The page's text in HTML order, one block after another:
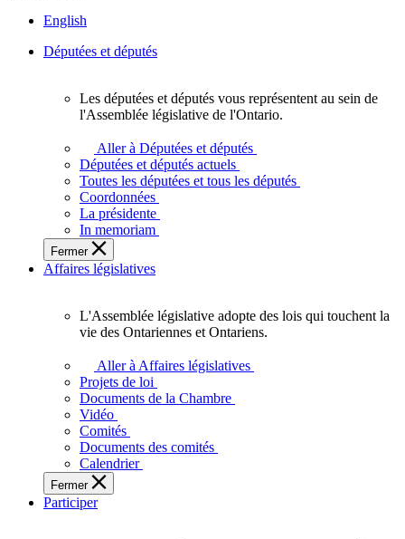
English
Députées et députés
députés
vous
représentent
sein
de
l'Assemblée
législative
l'Ontario.
Les députées et députés vous représentent au sein de
l'Assemblée législative de l'Ontario.
Aller à Députées et députés
Députées et députés actuels
Toutes les députées et tous les députés
Coordonnées
La présidente
In memoriam
Fermer
Affaires législatives
L'Assemblée
adopte
touchent
des
Ontariennes
et
L'Assemblée législative adopte des lois qui touchent la
vie des Ontariennes et Ontariens.
Aller à Affaires législatives
Projets de loi
Documents de la Chambre
Vidéo
Comités
Documents des comités
Calendrier
Fermer
Participer